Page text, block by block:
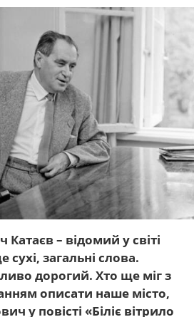
– відомий у світі
загальні слова.
дорогий. Хто ще міг з
описати наше місто,
у повісті «Біліє вітрило